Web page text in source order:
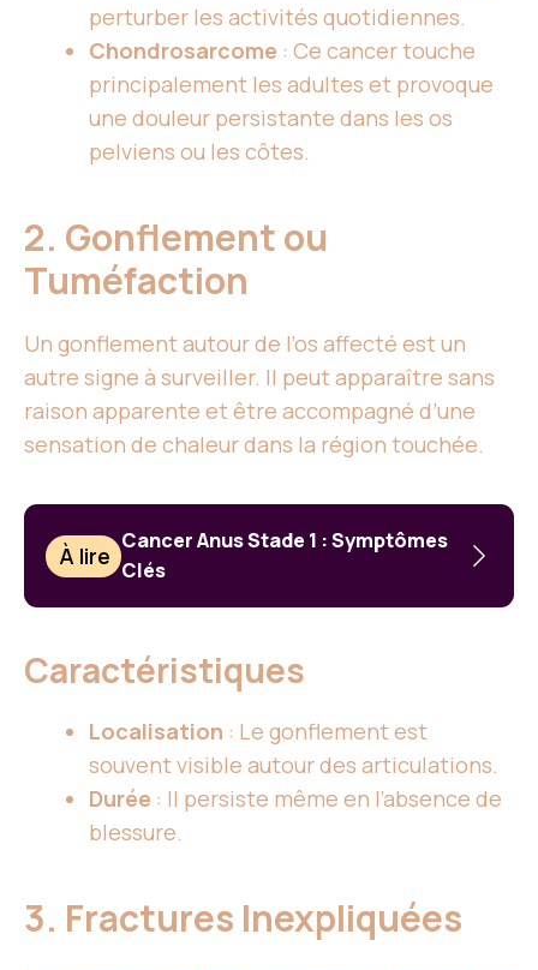
perturber les activités quotidiennes.
Chondrosarcome : Ce cancer touche
principalement les adultes et provoque
une douleur persistante dans les os
pelviens ou les côtes.
2. Gonflement ou
Tuméfaction
Un gonflement autour de l’os affecté est un
autre signe à surveiller. Il peut apparaître sans
raison apparente et être accompagné d’une
sensation de chaleur dans la région touchée.
À lire
Cancer Anus Stade 1 : Symptômes
Clés
Caractéristiques
Localisation : Le gonflement est
souvent visible autour des articulations.
Durée : Il persiste même en l’absence de
blessure.
3. Fractures Inexpliquées